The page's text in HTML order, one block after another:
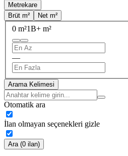
Metrekare
Brüt m²
Net m²
0 m²1B+ m²
—
Arama Kelimesi
Otomatik ara
İlan olmayan seçenekleri gizle
Ara (0 ilan)